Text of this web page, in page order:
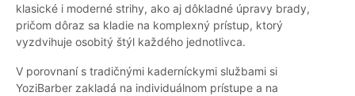
klasické i moderné strihy, ako aj dôkladné úpravy brady,
pričom dôraz sa kladie na komplexný prístup, ktorý
vyzdvihuje osobitý štýl každého jednotlivca.
V porovnaní s tradičnými kaderníckymi službami si
YoziBarber zakladá na individuálnom prístupe a na